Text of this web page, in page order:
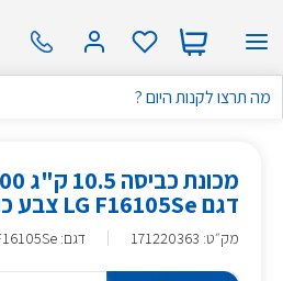
דגם LG F16105Se צבע כסוף
מק״ט:
171220363 דגם: F16105Se